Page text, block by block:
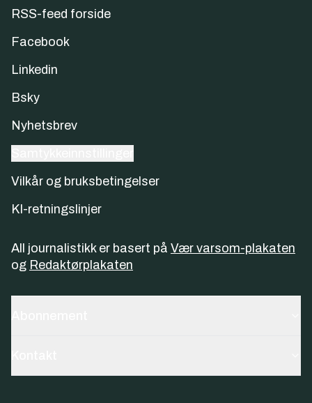
RSS-feed forside
Facebook
Linkedin
Bsky
Nyhetsbrev
Vilkår og bruksbetingelser
KI-retningslinjer
All journalistikk er basert på Vær varsom-plakaten
og Redaktørplakaten